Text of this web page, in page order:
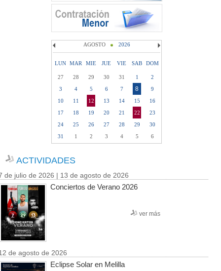
AGOSTO 2026
LUN MAR MIE JUE VIE SAB DOM
27 28 29 30 31 1
2
3
4 5 6 7 8
9
10
11 12 13 14 15
16
17
18 19 20 21 22
23
24
25 26 27 28 29
30
31
1 2 3 4 5 6
ACTIVIDADES
de julio de 2026 | 13 de agosto de 2026
Conciertos de Verano 2026
ver más
de agosto de 2026
Eclipse Solar en Melilla